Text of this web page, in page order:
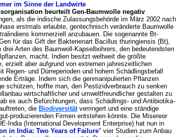
im Sinne der Landwirte
beurteilt Gen-Baumwolle negativ
als die indische Zulassungsbehörde im März 2002 nach
erstmals erlaubte, gentechnisch veränderte Baumwolle
kommerziell anzubauen. Die sogenannte Bt-
für das Gift der Bakterienart Bacillus thuringiensis (Bt),
Arten des Baumwoll-Kapselbohrers, den bedeutendsten
macht. Indien besitzt weltweit die größte
erzielt aber aufgrund von extremen jahreszeitlichen
Regen- und Dürreperioden und hohem Schädlingsbefall
Erträge. Indem sich die genmanipulierten Pflanzen
schützen, hoffte man, den Pestizidverbrauch zu senken
wirtschaftlicher und umweltfreundlicher gestalten zu
es auch Befürchtungen, dass Schädlings- und Antibiotika-
die Biodiversitätverringert und eine ständige
produzierenden Firmen entstehen könnte. Die Misereor
India (International Development Enterprise) hat nun in
in India: Two Years of Failure" vier Studien zum Anbau